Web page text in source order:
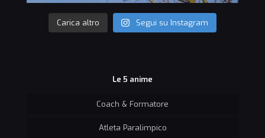
Carica altro Segui su Instagram
Le 5 anime
Coach & Formatore
Atleta Paralimpico